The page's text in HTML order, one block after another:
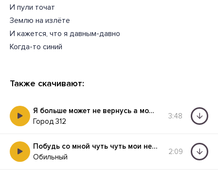
И пули точат
Землю на излёте
И кажется, что я давным-давно
Когда-то синий
Также скачивают:
Я больше может не вернусь а может я с тобой останусь
Город 312
3:48
Побудь со мной чуть чуть мои нервы на исходе
Обильный
2:09